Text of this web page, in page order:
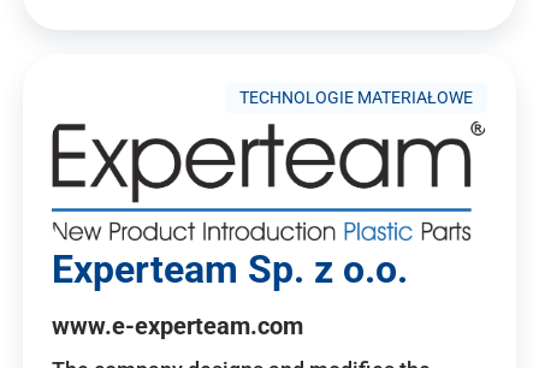
TECHNOLOGIE MATERIAŁOWE
Experteam Sp. z o.o.
www.e-experteam.com